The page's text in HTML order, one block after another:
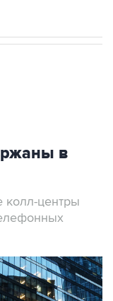
в
колл-центры